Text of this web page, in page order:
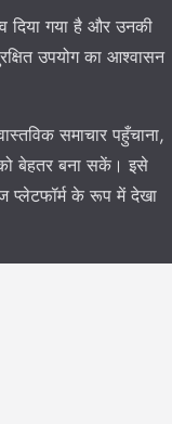
दिया गया है और उनकी
उपयोग का आश्वासन
समाचार पहुँचाना,
बेहतर बना सकें। इसे
प्लेटफॉर्म के रूप में देखा